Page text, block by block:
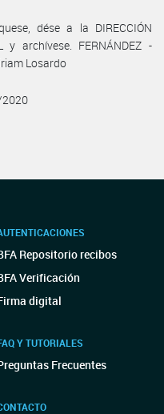
dése a la DIRECCIÓN
y archívese. FERNÁNDEZ -
Losardo
Repositorio recibos
Verificación
digital
Y TUTORIALES
Frecuentes